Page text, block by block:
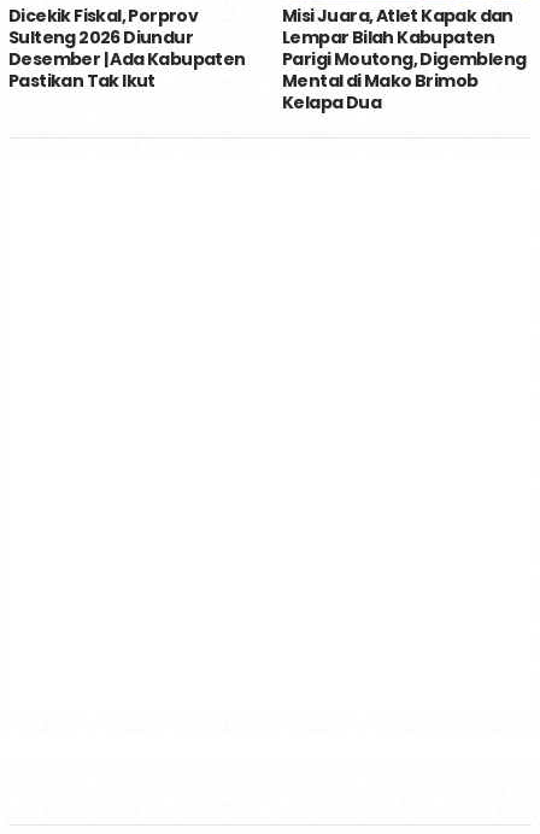
Dicekik Fiskal, Porprov
Sulteng 2026 Diundur
Desember | Ada Kabupaten
Pastikan Tak Ikut
Misi Juara, Atlet Kapak dan
Lempar Bilah Kabupaten
Parigi Moutong, Digembleng
Mental di Mako Brimob
Kelapa Dua